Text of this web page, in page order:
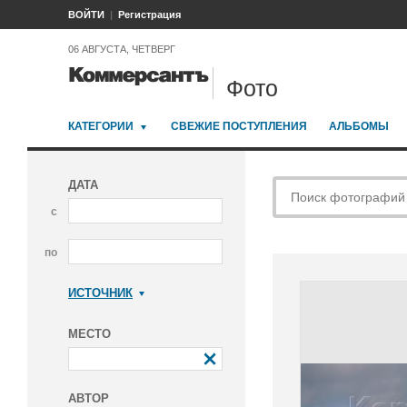
ВОЙТИ Регистрация
06 АВГУСТА, ЧЕТВЕРГ
Фото
КАТЕГОРИИ СВЕЖИЕ ПОСТУПЛЕНИЯ АЛЬБОМЫ
ДАТА
с
по
ИСТОЧНИК
МЕСТО
АВТОР